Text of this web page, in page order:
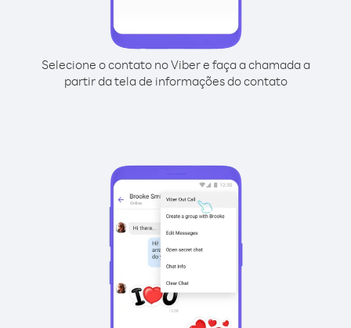
Selecione o contato no Viber e faça a chamada a
partir da tela de informações do contato